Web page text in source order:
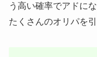
う高い確率でアドに
たくさんのオリパを